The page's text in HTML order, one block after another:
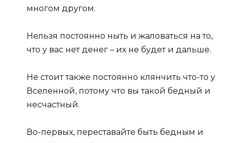
многом другом.
Нельзя постоянно ныть и жаловаться на то,
что у вас нет денег – их не будет и дальше.
Не стоит также постоянно клянчить что-то у
Вселенной, потому что вы такой бедный и
несчастный.
Во-первых, переставайте быть бедным и